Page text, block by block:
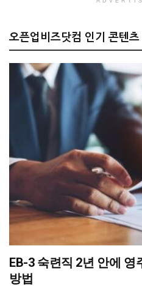
오픈업비즈닷컴 인기 콘텐츠
EB-3 숙련직 2년 안에 영
방법